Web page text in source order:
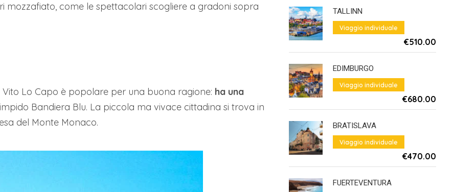
mozzafiato, come le spettacolari scogliere a gradoni sopra
Lo Capo è popolare per una buona ragione: ha una
Bandiera Blu. La piccola ma vivace cittadina si trova in
del Monte Monaco.
TALLINN
Viaggio individuale
€510.00
EDIMBURGO
Viaggio individuale
€680.00
BRATISLAVA
Viaggio individuale
€470.00
FUERTEVENTURA